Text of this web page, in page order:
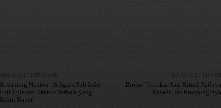
ARTIKULLI PARAPRAK
Streaming Nonton 18 Again Sub Indo
Full Episode: Drakor Terbaru yang
Bikin Baper!
ARTIKULLI TJETËR
Bromo Terbakar Saat Ritual Yadnya
Kasada, Ini Kronologinya